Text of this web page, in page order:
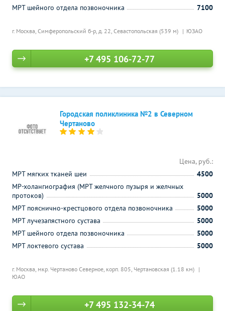
г. Москва, Симферопольский б-р, д. 22, Севастопольская (539 м) ЮЗАО
МРТ шейного отдела позвоночника
7100
+7 495 106-72-77
Городская поликлиника №2 в Северном
Чертаново
г. Москва, мкр. Чертаново Северное, корп. 805, Чертановская (1.18 км)
ЮАО
Цена, руб.:
МРТ мягких тканей шеи
4500
МР-холангиография (МРТ желчного пузыря и желчных
протоков)
5000
МРТ пояснично-крестцового отдела позвоночника
5000
МРТ лучезапястного сустава
5000
МРТ шейного отдела позвоночника
5000
МРТ локтевого сустава
5000
+7 495 132-34-74